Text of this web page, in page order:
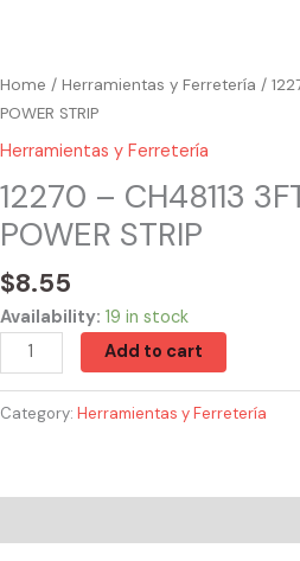
Home / Herramientas y Ferretería /
POWER STRIP
Herramientas y Ferretería
12270 – CH48113
POWER STRIP
$8.55
Availability: 19 in stock
Add to cart
Category: Herramientas y Ferretería